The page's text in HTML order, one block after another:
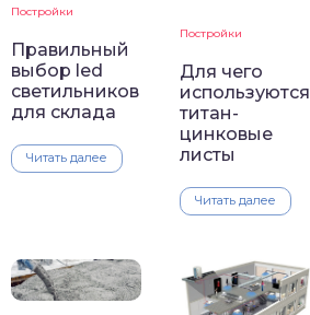
Постройки
Правильный
выбор led
светильников
для склада
Читать далее
Постройки
Для чего
используются
титан-
цинковые
листы
Читать далее